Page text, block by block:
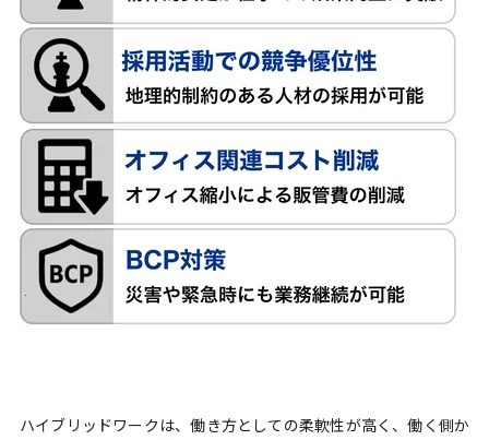
ハイブリッドワークは、働き方としての柔軟性が高く、働く側か